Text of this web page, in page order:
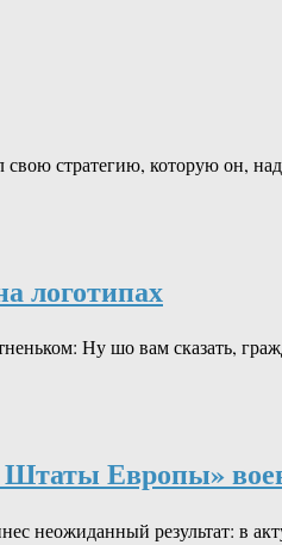
стратегию, которую он,
логотипах
Ну шо вам сказать,
Европы»
неожиданный результат: в